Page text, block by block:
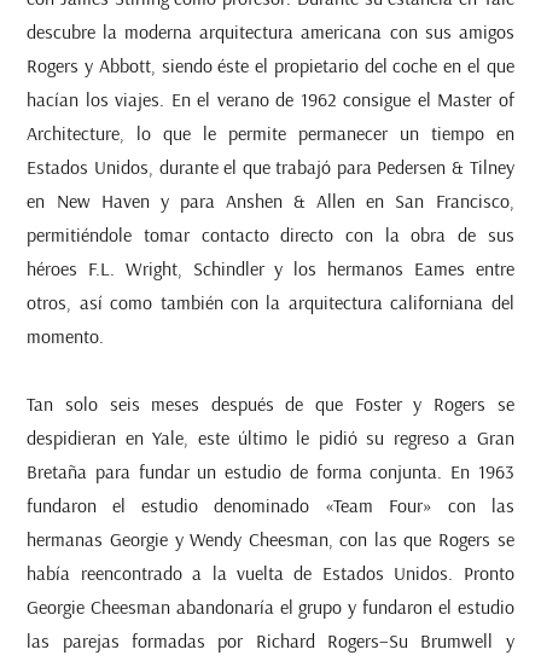
descubre la moderna arquitectura americana con sus amigos
Rogers y Abbott, siendo éste el propietario del coche en el que
hacían los viajes. En el verano de 1962 consigue el Master of
Architecture, lo que le permite permanecer un tiempo en
Estados Unidos, durante el que trabajó para Pedersen & Tilney
en New Haven y para Anshen & Allen en San Francisco,
permitiéndole tomar contacto directo con la obra de sus
héroes F.L. Wright, Schindler y los hermanos Eames entre
otros, así como también con la arquitectura californiana del
momento.
Tan solo seis meses después de que Foster y Rogers se
despidieran en Yale, este último le pidió su regreso a Gran
Bretaña para fundar un estudio de forma conjunta. En 1963
fundaron el estudio denominado «Team Four» con las
hermanas Georgie y Wendy Cheesman, con las que Rogers se
había reencontrado a la vuelta de Estados Unidos. Pronto
Georgie Cheesman abandonaría el grupo y fundaron el estudio
las parejas formadas por Richard Rogers–Su Brumwell y